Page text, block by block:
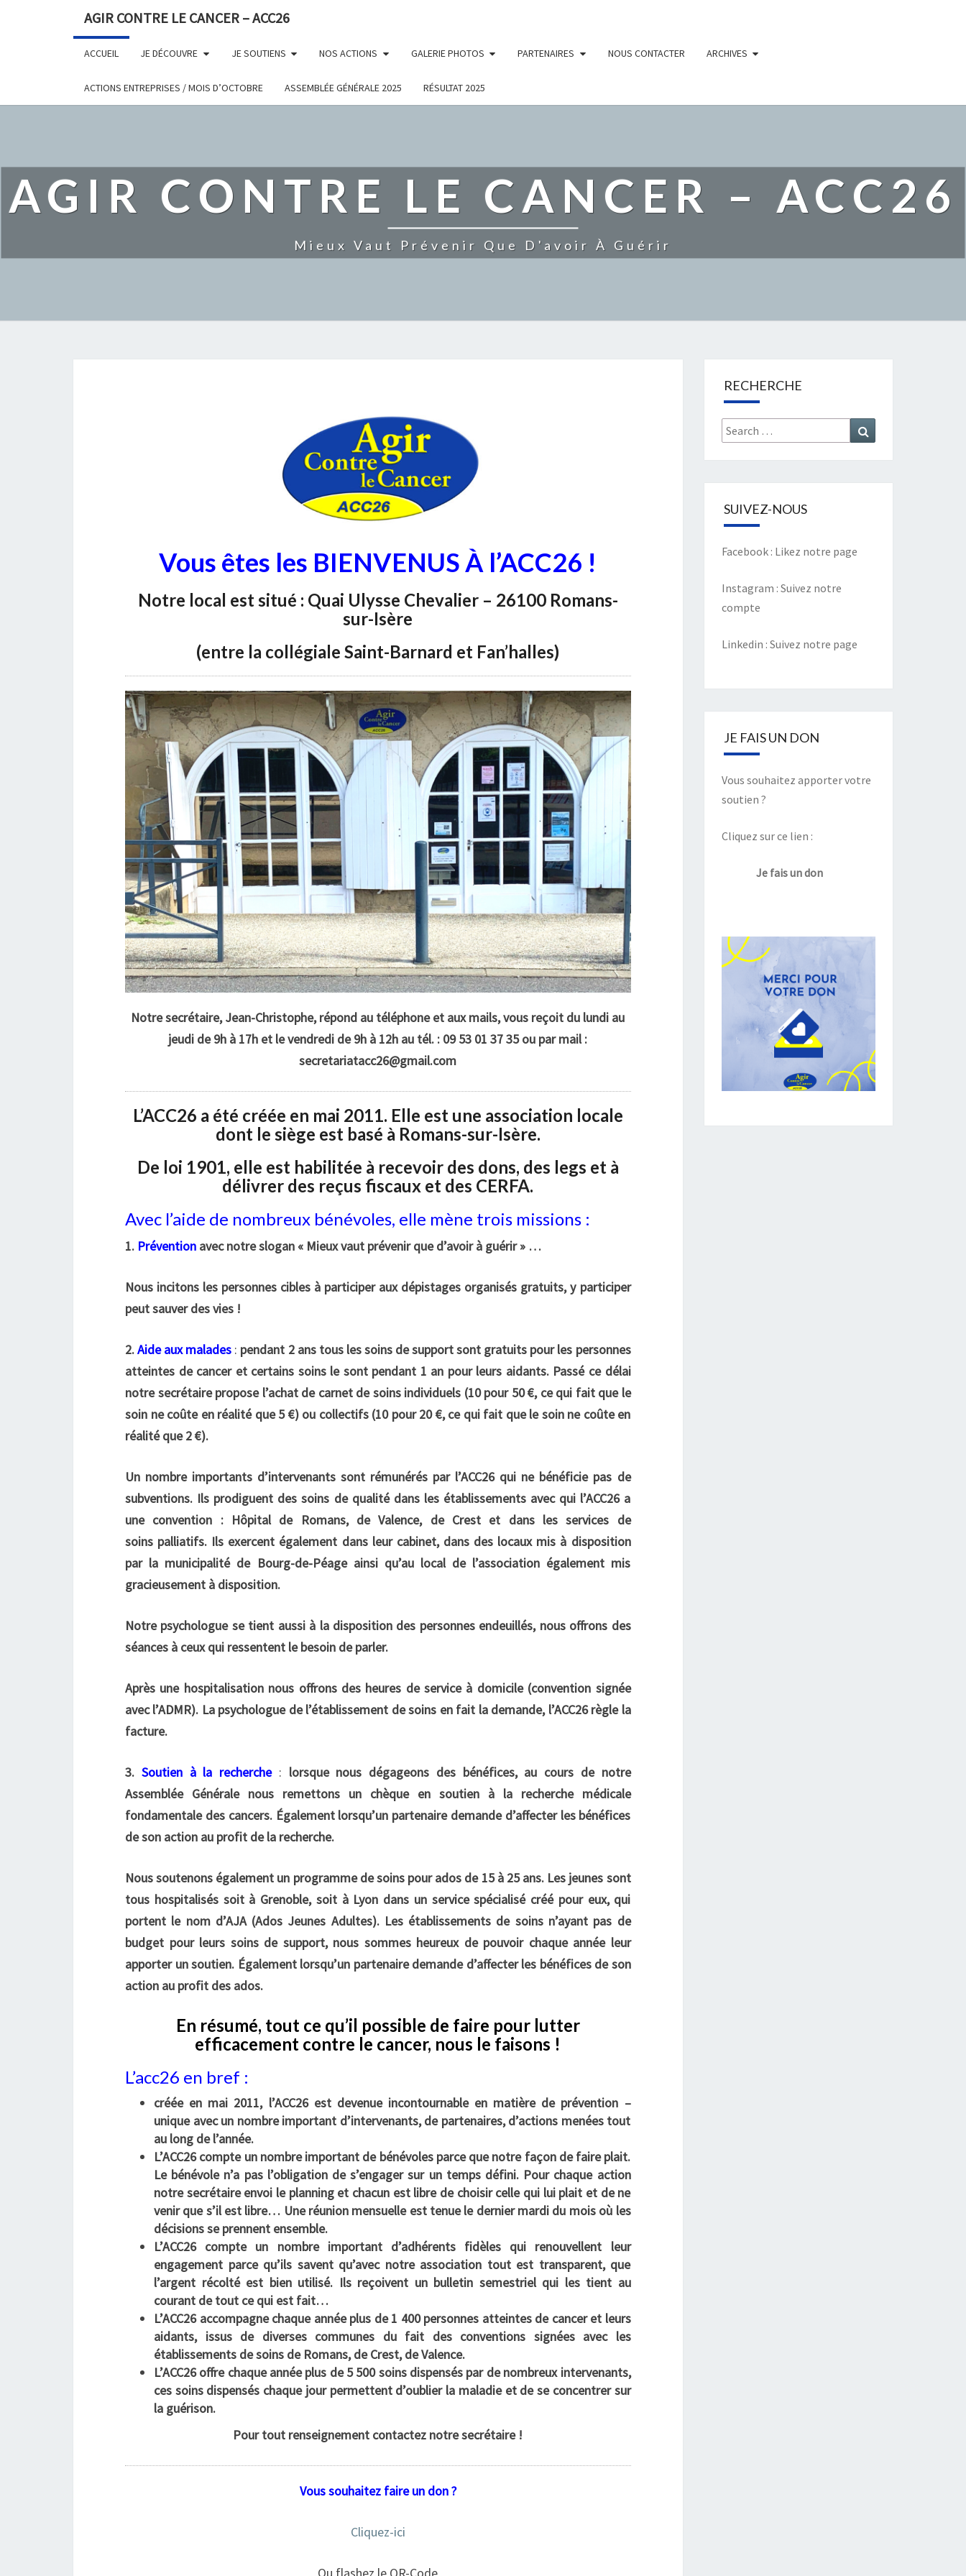
AGIR CONTRE LE CANCER – ACC26
ACCUEIL JE DÉCOUVRE JE SOUTIENS NOS ACTIONS GALERIE PHOTOS PARTENAIRES NOUS CONTACTER ARCHIVES
ACTIONS ENTREPRISES / MOIS D’OCTOBRE ASSEMBLÉE GÉNÉRALE 2025 RÉSULTAT 2025
AGIR CONTRE LE CANCER – ACC26
Mieux Vaut Prévenir Que D'avoir À Guérir
C
U
E
I
L
Vous êtes les BIENVENUS À l’ACC26 !
Notre local est situé : Quai Ulysse Chevalier – 26100 Romans-
sur-Isère
(entre la collégiale Saint-Barnard et Fan’halles)
Notre secrétaire, Jean-Christophe, répond au téléphone et aux mails, vous reçoit du lundi au
jeudi de 9h à 17h et le vendredi de 9h à 12h au tél. : 09 53 01 37 35 ou par mail :
secretariatacc26@gmail.com
L’ACC26 a été créée en mai 2011. Elle est une association locale
dont le siège est basé à Romans-sur-Isère.
De loi 1901, elle est habilitée à recevoir des dons, des legs et à
délivrer des reçus fiscaux et des CERFA.
Avec l’aide de nombreux bénévoles, elle mène trois missions :
1. Prévention avec notre slogan « Mieux vaut prévenir que d’avoir à guérir » …
Nous incitons les personnes cibles à participer aux dépistages organisés gratuits, y participer
peut sauver des vies !
2.Aide aux malades : pendant 2 ans tous les soins de support sont gratuits pour les personnes
atteintes de cancer et certains soins le sont pendant 1 an pour leurs aidants. Passé ce délai
notre secrétaire propose l’achat de carnet de soins individuels (10 pour 50 €, ce qui fait que le
soin ne coûte en réalité que 5 €) ou collectifs (10 pour 20 €, ce qui fait que le soin ne coûte en
réalité que 2 €).
Un nombre importants d’intervenants sont rémunérés par l’ACC26 qui ne bénéficie pas de
subventions. Ils prodiguent des soins de qualité dans les établissements avec qui l’ACC26 a
une convention : Hôpital de Romans, de Valence, de Crest et dans les services de
soins palliatifs. Ils exercent également dans leur cabinet, dans des locaux mis à disposition
par la municipalité de Bourg-de-Péage ainsi qu’au local de l’association également mis
gracieusement à disposition.
Notre psychologue se tient aussi à la disposition des personnes endeuillés, nous offrons des
séances à ceux qui ressentent le besoin de parler.
Après une hospitalisation nous offrons des heures de service à domicile (convention signée
avec l’ADMR). La psychologue de l’établissement de soins en fait la demande, l’ACC26 règle la
facture.
3. Soutien à la recherche : lorsque nous dégageons des bénéfices, au cours de notre
Assemblée Générale nous remettons un chèque en soutien à la recherche médicale
fondamentale des cancers. Également lorsqu’un partenaire demande d’affecter les bénéfices
de son action au profit de la recherche.
Nous soutenons également un programme de soins pour ados de 15 à 25 ans. Les jeunes sont
tous hospitalisés soit à Grenoble, soit à Lyon dans un service spécialisé créé pour eux, qui
portent le nom d’AJA (Ados Jeunes Adultes). Les établissements de soins n’ayant pas de
budget pour leurs soins de support, nous sommes heureux de pouvoir chaque année leur
apporter un soutien. Également lorsqu’un partenaire demande d’affecter les bénéfices de son
action au profit des ados.
En résumé, tout ce qu’il possible de faire pour lutter
efficacement contre le cancer, nous le faisons !
L’acc26 en bref :
créée en mai 2011, l’ACC26 est devenue incontournable en matière de prévention –
unique avec un nombre important d’intervenants, de partenaires, d’actions menées tout
au long de l’année.
L’ACC26 compte un nombre important de bénévoles parce que notre façon de faire plait.
Le bénévole n’a pas l’obligation de s’engager sur un temps défini. Pour chaque action
notre secrétaire envoi le planning et chacun est libre de choisir celle qui lui plait et de ne
venir que s’il est libre… Une réunion mensuelle est tenue le dernier mardi du mois où les
décisions se prennent ensemble.
L’ACC26 compte un nombre important d’adhérents fidèles qui renouvellent leur
engagement parce qu’ils savent qu’avec notre association tout est transparent, que
l’argent récolté est bien utilisé. Ils reçoivent un bulletin semestriel qui les tient au
courant de tout ce qui est fait…
L’ACC26 accompagne chaque année plus de 1 400 personnes atteintes de cancer et leurs
aidants, issus de diverses communes du fait des conventions signées avec les
établissements de soins de Romans, de Crest, de Valence.
L’ACC26 offre chaque année plus de 5 500 soins dispensés par de nombreux intervenants,
ces soins dispensés chaque jour permettent d’oublier la maladie et de se concentrer sur
la guérison.
Pour tout renseignement contactez notre secrétaire !
Vous souhaitez faire un don ?
Cliquez-ici
RECHERCHE
Search
for:
SUIVEZ-NOUS
Facebook : Likez notre page
Instagram : Suivez notre
compte
Linkedin : Suivez notre page
JE FAIS UN DON
Vous souhaitez apporter votre
soutien ?
Cliquez sur ce lien :
Je fais un don